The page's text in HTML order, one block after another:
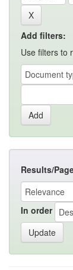
Add filters:
Use filters to
Results/
In order